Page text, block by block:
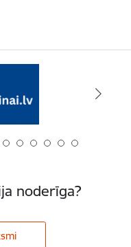
noderīga?